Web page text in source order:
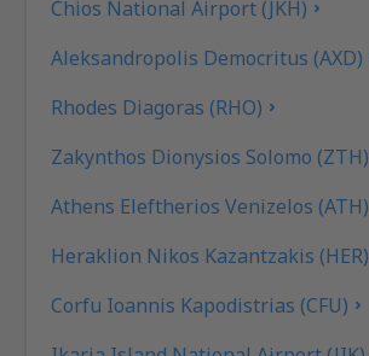
Chios National Airport (JKH)
Aleksandropolis Democritus (AXD)
Rhodes Diagoras (RHO)
Zakynthos Dionysios Solomo (ZTH)
Athens Eleftherios Venizelos (ATH)
Heraklion Nikos Kazantzakis (HER)
Corfu Ioannis Kapodistrias (CFU)